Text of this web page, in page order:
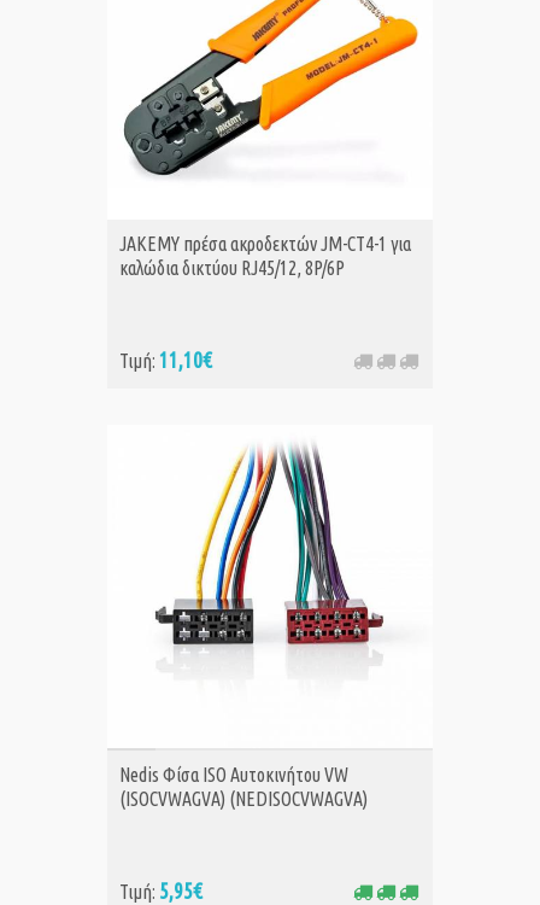
JAKEMY πρέσα ακροδεκτών JM-CT4-1 για
καλώδια δικτύου RJ45/12, 8P/6P
Τιμή: 11,10€
ΑΓΟΡΑ
Nedis Φίσα ISO Αυτοκινήτου VW
(ISOCVWAGVA) (NEDISOCVWAGVA)
Τιμή: 5,95€